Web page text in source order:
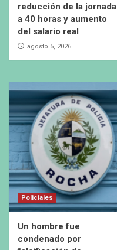
reducción de la jornada
a 40 horas y aumento
del salario real
agosto 5, 2026
Policiales
Un hombre fue
condenado por